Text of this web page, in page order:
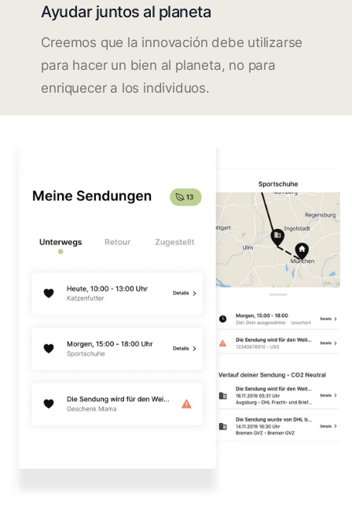
Ayudar juntos al planeta
Creemos que la innovación debe utilizarse
para hacer un bien al planeta, no para
enriquecer a los individuos.